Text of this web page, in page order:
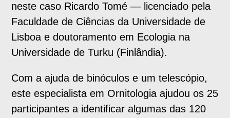
neste caso Ricardo Tomé — licenciado pela
Faculdade de Ciências da Universidade de
Lisboa e doutoramento em Ecologia na
Universidade de Turku (Finlândia).
Com a ajuda de binóculos e um telescópio,
este especialista em Ornitologia ajudou os 25
participantes a identificar algumas das 120